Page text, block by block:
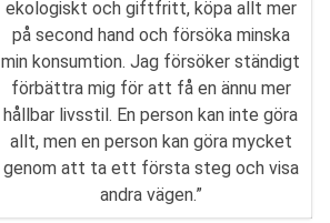
ekologiskt och giftfritt, köpa allt mer
på second hand och försöka minska
min konsumtion. Jag försöker ständigt
förbättra mig för att få en ännu mer
hållbar livsstil. En person kan inte göra
allt, men en person kan göra mycket
genom att ta ett första steg och visa
andra vägen.”